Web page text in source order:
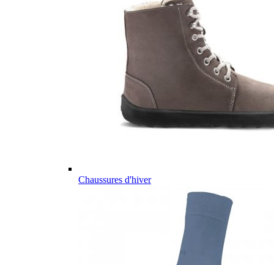
Chaussures d'hiver